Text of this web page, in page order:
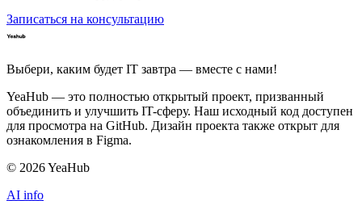
Записаться на консультацию
Выбери, каким будет IT завтра — вместе c нами!
YeaHub — это полностью открытый проект, призванный
объединить и улучшить IT-сферу. Наш исходный код доступен
для просмотра на GitHub. Дизайн проекта также открыт для
ознакомления в Figma.
© 2026YeaHub
AI info